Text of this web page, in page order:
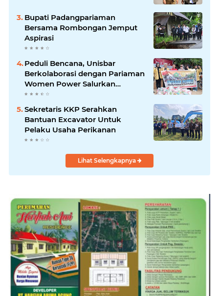
Bupati Padangpariaman
Bersama Rombongan Jemput
Aspirasi
Peduli Bencana, Unisbar
Berkolaborasi dengan Pariaman
Women Power Salurkan
Bantuan untuk Korban Banjir di
Padang
Sekretaris KKP Serahkan
Bantuan Excavator Untuk
Pelaku Usaha Perikanan
Lihat Selengkapnya